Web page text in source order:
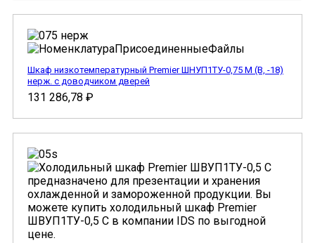
Шкаф низкотемпературный Premier ШНУП1ТУ-0,75 М (В, -18)
нерж. с доводчиком дверей
131 286,78 ₽